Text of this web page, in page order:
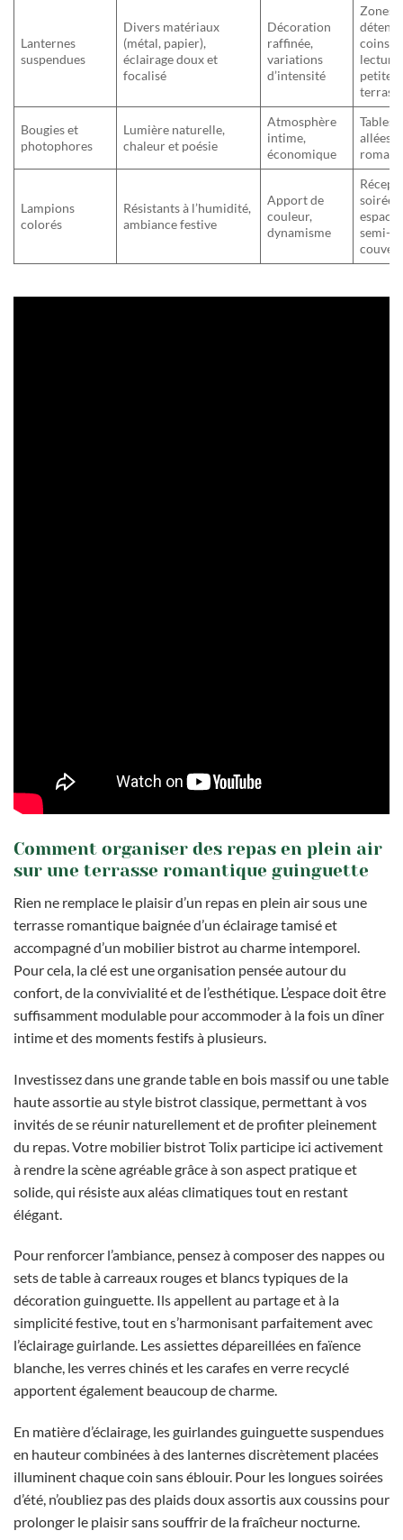
Lanternes
suspendues
Divers matériaux
(métal, papier),
éclairage doux et
focalisé
Décoration
raffinée,
variations
d’intensité
Zones
coins
lecture,
petites
Bougies et
photophores
Lumière naturelle,
chaleur et poésie
Atmosphère
intime,
économique
Tables,
allées,
Lampions
colorés
Résistants à l’humidité,
ambiance festive
Apport de
couleur,
dynamisme
soirées
espaces
semi-
Comment organiser des repas en plein air
sur une terrasse romantique guinguette
Rien ne remplace le plaisir d’un repas en plein air sous une
terrasse romantique baignée d’un éclairage tamisé et
accompagné d’un mobilier bistrot au charme intemporel.
Pour cela, la clé est une organisation pensée autour du
confort, de la convivialité et de l’esthétique. L’espace doit être
suffisamment modulable pour accommoder à la fois un dîner
intime et des moments festifs à plusieurs.
Investissez dans une grande table en bois massif ou une table
haute assortie au style bistrot classique, permettant à vos
invités de se réunir naturellement et de profiter pleinement
du repas. Votre mobilier bistrot Tolix participe ici activement
à rendre la scène agréable grâce à son aspect pratique et
solide, qui résiste aux aléas climatiques tout en restant
élégant.
Pour renforcer l’ambiance, pensez à composer des nappes ou
sets de table à carreaux rouges et blancs typiques de la
décoration guinguette. Ils appellent au partage et à la
simplicité festive, tout en s’harmonisant parfaitement avec
l’éclairage guirlande. Les assiettes dépareillées en faïence
blanche, les verres chinés et les carafes en verre recyclé
apportent également beaucoup de charme.
En matière d’éclairage, les guirlandes guinguette suspendues
en hauteur combinées à des lanternes discrètement placées
illuminent chaque coin sans éblouir. Pour les longues soirées
d’été, n’oubliez pas des plaids doux assortis aux coussins pour
prolonger le plaisir sans souffrir de la fraîcheur nocturne.